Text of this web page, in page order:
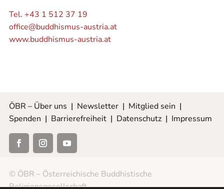
Tel. +43 1 512 37 19
office@buddhismus-austria.at
www.buddhismus-austria.at
ÖBR – Über uns | Newsletter| Mitglied sein |
Spenden | Barrierefreiheit| Datenschutz| Impressum
© ÖBR – Österreichische Buddhistische
Religionsgesellschaft